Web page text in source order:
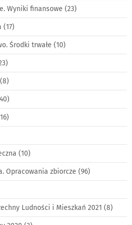
Wyniki finansowe (23)
(17)
Środki trwałe (10)
(8)
(10)
Opracowania zbiorcze (96)
Ludności i Mieszkań 2021 (8)